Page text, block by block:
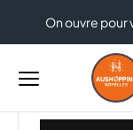
On ouvre pour
Menu
principal
Rechercher
Accueil
Les
MISTER COUP